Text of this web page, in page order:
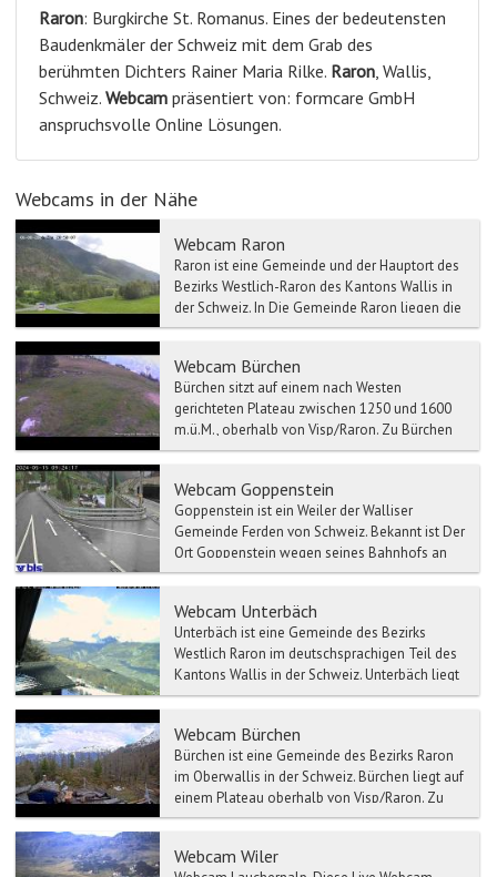
Raron: Burgkirche St. Romanus. Eines der bedeutensten
Baudenkmäler der Schweiz mit dem Grab des
berühmten Dichters Rainer Maria Rilke. Raron , Wallis,
Schweiz. Webcam präsentiert von: formcare GmbH
anspruchsvolle Online Lösungen.
Webcams in der Nähe
Webcam Raron
Raron ist eine Gemeinde und der Hauptort des
Bezirks Westlich-Raron des Kantons Wallis in
der Schweiz. In Die Gemeinde Raron liegen die
südlichen T...
Webcam Bürchen
Bürchen sitzt auf einem nach Westen
gerichteten Plateau zwischen 1250 und 1600
m.ü.M., oberhalb von Visp/Raron. Zu Bürchen
gehört ein Skigebiet, da...
Webcam Goppenstein
Goppenstein ist ein Weiler der Walliser
Gemeinde Ferden von Schweiz. Bekannt ist Der
Ort Goppenstein wegen seines Bahnhofs an
der Lötschberglinie u...
Webcam Unterbäch
Unterbäch ist eine Gemeinde des Bezirks
Westlich Raron im deutschsprachigen Teil des
Kantons Wallis in der Schweiz. Unterbäch liegt
in den Walliser...
Webcam Bürchen
Bürchen ist eine Gemeinde des Bezirks Raron
im Oberwallis in der Schweiz. Bürchen liegt auf
einem Plateau oberhalb von Visp/Raron. Zu
Bürchen ge...
Webcam Wiler